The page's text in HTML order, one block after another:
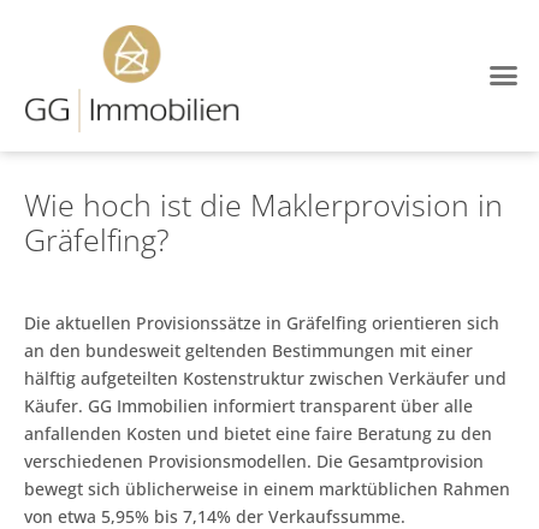
Wie hoch ist die Maklerprovision in
Gräfelfing?
Die aktuellen Provisionssätze in Gräfelfing orientieren sich
an den bundesweit geltenden Bestimmungen mit einer
hälftig aufgeteilten Kostenstruktur zwischen Verkäufer und
Käufer. GG Immobilien informiert transparent über alle
anfallenden Kosten und bietet eine faire Beratung zu den
verschiedenen Provisionsmodellen. Die Gesamtprovision
bewegt sich üblicherweise in einem marktüblichen Rahmen
von etwa 5,95% bis 7,14% der Verkaufssumme.